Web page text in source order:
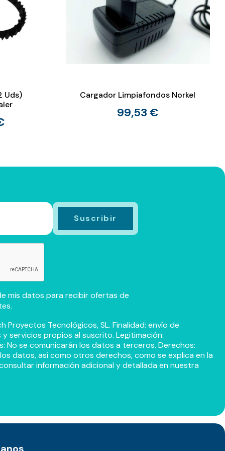
Uds)
Cargador Limpiafondos Norkel
99,53 €
mis datos para recibir ofertas de
Proyectos Tecnológicos, SL. Finalidad: envío de
servicios propios al suscrito. Legitimación:
No se comunicarán los datos a terceros. Derechos:
datos, así como otros derechos, como se explica en la
información adicional y detallada en nuestra